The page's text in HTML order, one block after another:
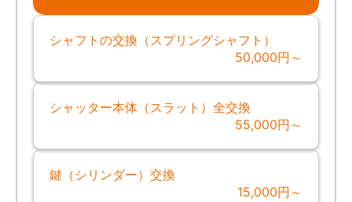
シャフトの交換（スプリングシャフト）
50,000円～
シャッター本体（スラット）全交換
55,000円～
鍵（シリンダー）交換
15,000円～